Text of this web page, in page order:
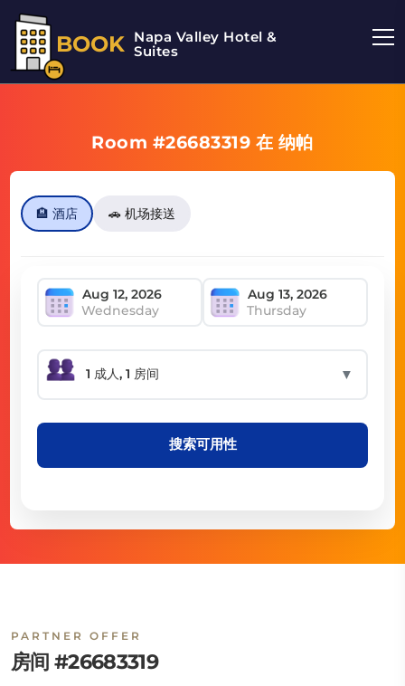
BOOK Napa Valley Hotel &
Suites
Room #26683319 在 纳帕
🏨 酒店 🚗 机场接送
Wednesday Thursday
▼
搜索可用性
PARTNER OFFER
房间 #26683319